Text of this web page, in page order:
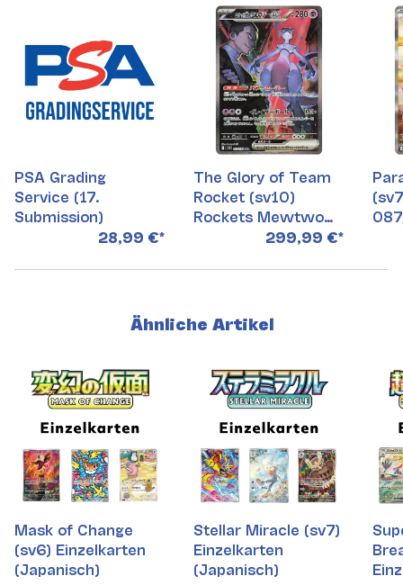
PSA Grading
Service (17.
Submission)
28,99 €*
The Glory of Team
Rocket (sv10)
Rockets Mewtwo
EX 125/098 SAR
299,99 €*
Ähnliche Artikel
Mask of Change
(sv6) Einzelkarten
(Japanisch)
Stellar Miracle (sv7)
Einzelkarten
(Japanisch)